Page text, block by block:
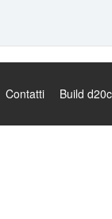
Contatti Build